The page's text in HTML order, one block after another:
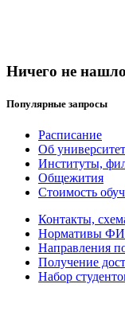
Ничего не
Популярные запросы
Расписание
Об
Институты,
Общежития
Стоимость
Контакты,
Нормативы
Направления
Получение
Набор